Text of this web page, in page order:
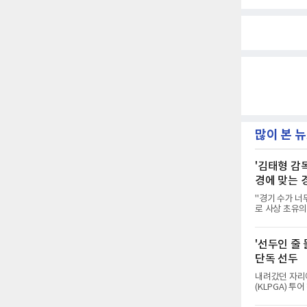
많이 본
'김태형 감
경에 맞는
"경기 수가 너
로 사상 초유
가 과연 지속
는 아니다. 메
자만 놓고 보
가 아니라 환
염이 길어지
'선두인 줄
단독 선두
내려갔던 자
(KLPGA) 투